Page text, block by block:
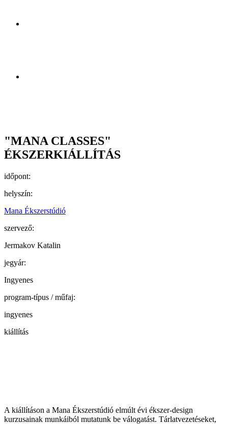
"MANA CLASSES"
ÉKSZERKIÁLLÍTÁS
időpont:
helyszín:
Mana Ékszerstúdió
szervező:
Jermakov Katalin
jegyár:
Ingyenes
program-típus / műfaj:
ingyenes
kiállítás
A kiállításon a Mana Ékszerstúdió elmúlt évi ékszer-design
kurzusainak munkáiból mutatunk be válogatást. Tárlatvezetéseket,